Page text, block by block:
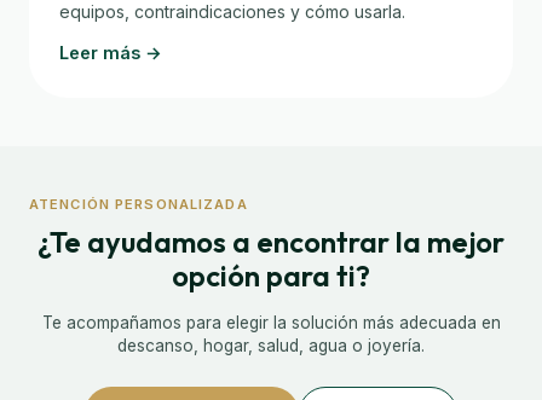
equipos, contraindicaciones y cómo usarla.
Leer más →
ATENCIÓN PERSONALIZADA
¿Te ayudamos a encontrar la mejor
opción para ti?
Te acompañamos para elegir la solución más adecuada en
descanso, hogar, salud, agua o joyería.